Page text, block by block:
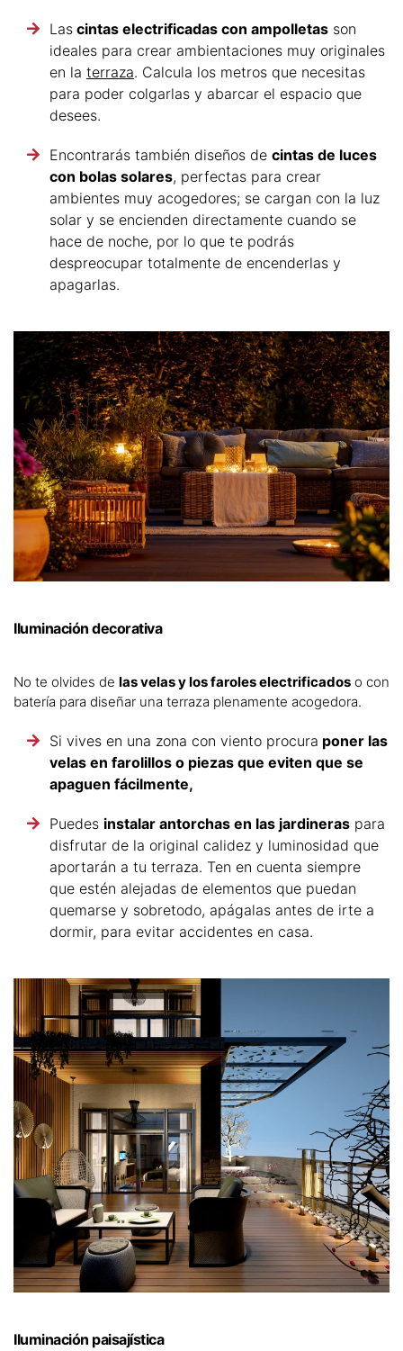
Las cintas electrificadas con ampolletas son
ideales para crear ambientaciones muy originales
en la terraza. Calcula los metros que necesitas
para poder colgarlas y abarcar el espacio que
desees.
Encontrarás también diseños de cintas de luces
con bolas solares, perfectas para crear
ambientes muy acogedores; se cargan con la luz
solar y se encienden directamente cuando se
hace de noche, por lo que te podrás
despreocupar totalmente de encenderlas y
apagarlas.
Iluminación decorativa
No te olvides de las velas y los faroles electrificados o con
batería para diseñar una terraza plenamente acogedora.
Si vives en una zona con viento procura poner las
velas en farolillos o piezas que eviten que se
apaguen fácilmente,
Puedes instalar antorchas en las jardineras para
disfrutar de la original calidez y luminosidad que
aportarán a tu terraza. Ten en cuenta siempre
que estén alejadas de elementos que puedan
quemarse y sobretodo, apágalas antes de irte a
dormir, para evitar accidentes en casa.
Iluminación paisajística